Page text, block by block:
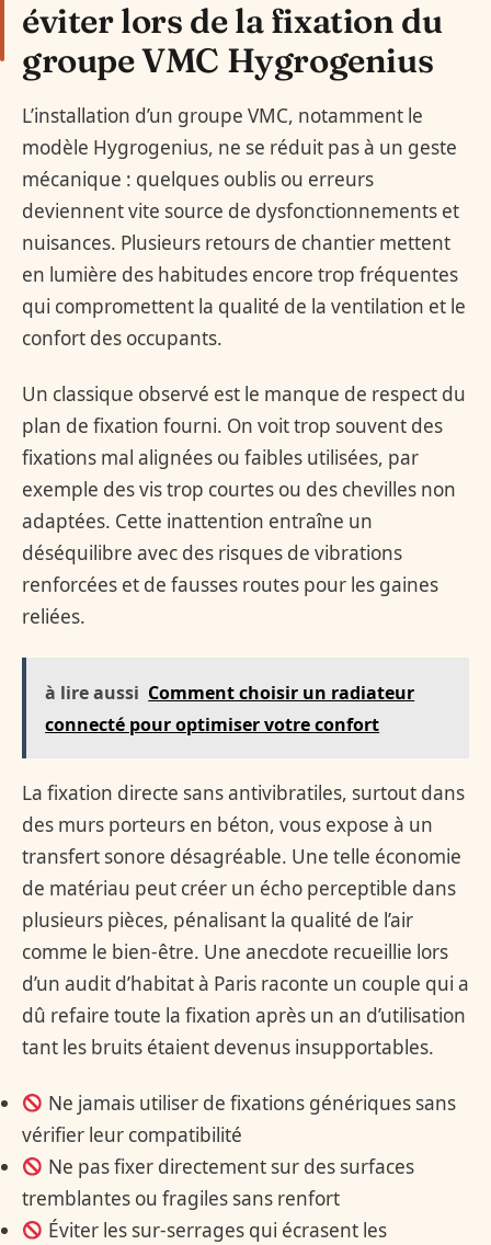
éviter lors de la fixation du
groupe VMC Hygrogenius
L’installation d’un groupe VMC, notamment le
modèle Hygrogenius, ne se réduit pas à un geste
mécanique : quelques oublis ou erreurs
deviennent vite source de dysfonctionnements et
nuisances. Plusieurs retours de chantier mettent
en lumière des habitudes encore trop fréquentes
qui compromettent la qualité de la ventilation et le
confort des occupants.
Un classique observé est le manque de respect du
plan de fixation fourni. On voit trop souvent des
fixations mal alignées ou faibles utilisées, par
exemple des vis trop courtes ou des chevilles non
adaptées. Cette inattention entraîne un
déséquilibre avec des risques de vibrations
renforcées et de fausses routes pour les gaines
reliées.
à lire aussi Comment choisir un radiateur
connecté pour optimiser votre confort
La fixation directe sans antivibratiles, surtout dans
des murs porteurs en béton, vous expose à un
transfert sonore désagréable. Une telle économie
de matériau peut créer un écho perceptible dans
plusieurs pièces, pénalisant la qualité de l’air
comme le bien-être. Une anecdote recueillie lors
d’un audit d’habitat à Paris raconte un couple qui a
dû refaire toute la fixation après un an d’utilisation
tant les bruits étaient devenus insupportables.
Ne jamais utiliser de fixations génériques sans
vérifier leur compatibilité
Ne pas fixer directement sur des surfaces
tremblantes ou fragiles sans renfort
Éviter les sur-serrages qui écrasent les